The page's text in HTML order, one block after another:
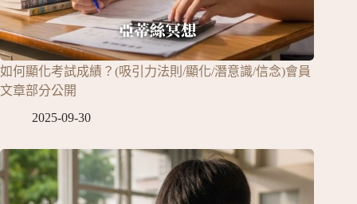
如何顯化考試成績？(吸引力法則/顯化/潛意識/信念)會員
文章部分公開
2025-09-30